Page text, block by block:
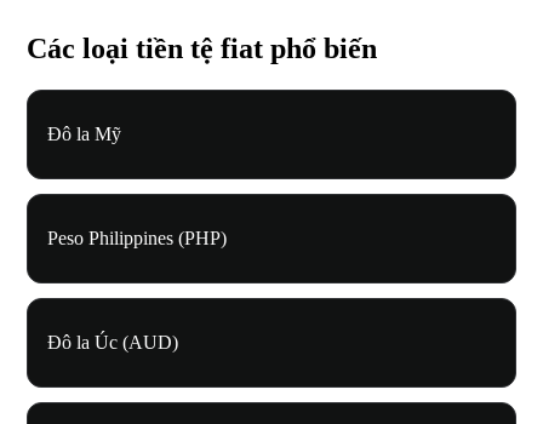
Các loại tiền tệ fiat phổ biến
Đô la Mỹ
Peso Philippines (PHP)
Đô la Úc (AUD)